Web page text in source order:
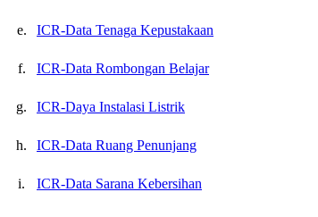
e. ICR-Data Tenaga Kepustakaan
f. ICR-Data Rombongan Belajar
g. ICR-Daya Instalasi Listrik
h. ICR-Data Ruang Penunjang
i. ICR-Data Sarana Kebersihan